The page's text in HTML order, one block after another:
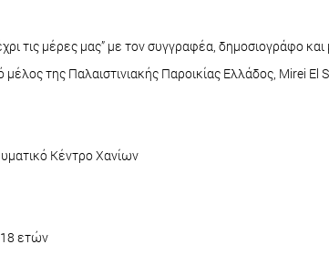
τις μέρες μας” με τον συγγραφέα, δημοσιογράφο
της Παλαιστινιακής Παροικίας Ελλάδος, Mirei El
Κέντρο Χανίων
18 ετών